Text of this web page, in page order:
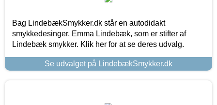
Bag LindebækSmykker.dk står en autodidakt
smykkedesinger, Emma Lindebæk, som er stifter af
Lindebæk smykker. Klik her for at se deres udvalg.
Se udvalget på LindebækSmykker.dk